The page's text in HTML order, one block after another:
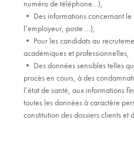
numéro de téléphone…),
• Des informations concernant le
l’employeur, poste …),
• Pour les candidats au
académiques et professionnelles,
• Des données sensibles telles
procès en cours, à des
l’état de santé, aux informations
toutes les données à caractère
constitution des dossiers clients et